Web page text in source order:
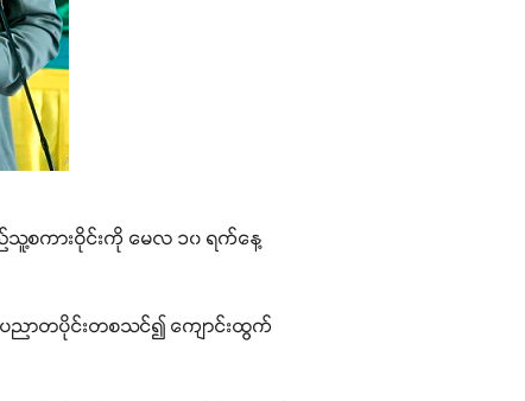
ြည်သူ့စကားဝိုင်းကို မေလ ၁၀ ရက်နေ့
ပညာတပိုင်းတစသင်၍ ကျောင်းထွက်